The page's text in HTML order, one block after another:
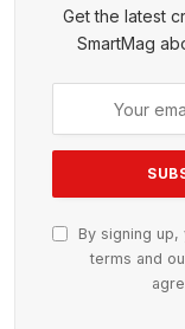
Get the latest
SmartMag
By signing
terms and